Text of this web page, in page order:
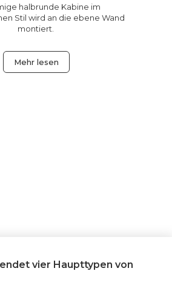
halbrunde Kabine im
Stil wird an die ebene Wand
montiert.
Mehr lesen
vier Haupttypen von